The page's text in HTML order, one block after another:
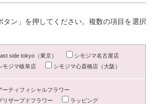
タン」を押してください。複数の項目を選択
side tokyo（東京）
シモジマ名古屋店
モジマ岐阜店
シモジマ心斎橋店（大阪）
ーティフィシャルフラワー
リザーブドフラワー
ラッピング